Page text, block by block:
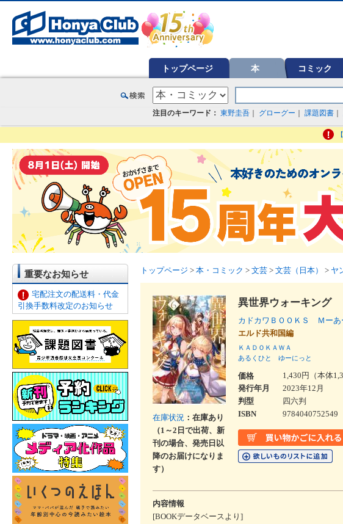
トップページ 本 コミック
注目のキーワード： 東野圭吾 グローグー 課題図書
重要なお知らせ
宅配注文の配送料・代金
引換手数料改定のお知らせ
トップページ > 本・コミック > 文芸 > 文芸（日本） > ヤ
在庫状況 ：在庫あり
（1～2日で出荷、新
刊の場合、発売日以
降のお届けになりま
す）
異世界ウォーキング
カドカワＢＯＯＫＳ Ｍーあ
エルド共和国編
ＫＡＤＯＫＡＷＡ
あるくひと
ゆーにっと
価格
1,430円（本体
発行年月
2023年12月
判型
四六判
ISBN
9784040752549
内容情報
[BOOKデータベースより]